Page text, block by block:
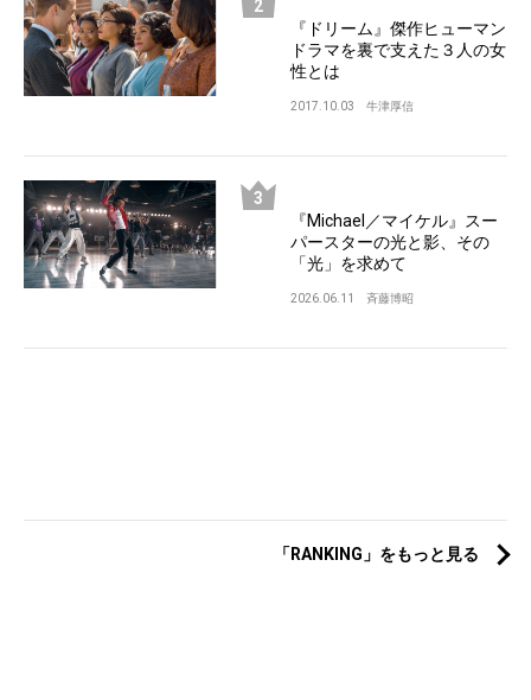
『ドリーム』傑作ヒューマン
ドラマを裏で支えた３人の女
性とは
2017.10.03 牛津厚信
『Michael／マイケル』スー
パースターの光と影、その
「光」を求めて
2026.06.11 斉藤博昭
「RANKING」をもっと見る